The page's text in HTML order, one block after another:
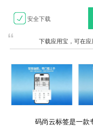
安全下载
下载应用宝，可在
码尚云标签是一款